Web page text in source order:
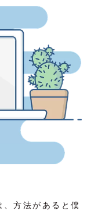
方法があると僕